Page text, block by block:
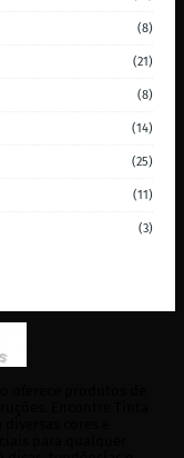
(8)
(21)
(8)
(14)
(25)
(11)
(3)